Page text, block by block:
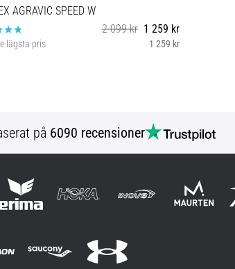
AGRAVIC SPEED W
2 099 kr 1 259 kr
lägsta pris 1 259 kr
på 6090 recensioner